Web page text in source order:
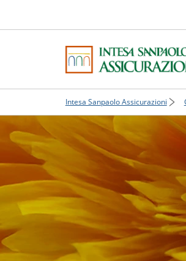
Intesa Sanpaolo Assicurazioni